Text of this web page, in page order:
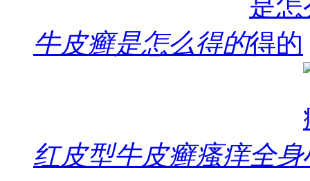
牛皮癣是怎么得的
红皮型牛皮癣瘙痒全身